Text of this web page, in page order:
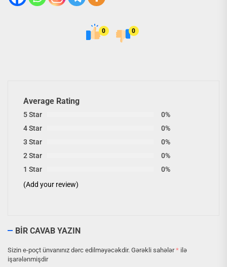
0 0
Average Rating
5 Star
0%
4 Star
0%
3 Star
0%
2 Star
0%
1 Star
0%
(Add your review)
BIR CAVAB YAZIN
Sizin e-poçt ünvanınız dərc edilməyəcəkdir. Gərəkli sahələr* ilə
işarələnmişdir